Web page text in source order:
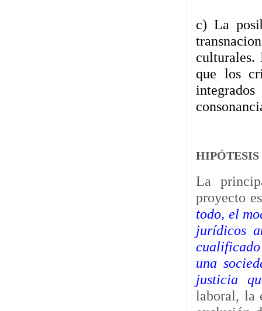
c) La
culturales.
que los
HIPÓTESIS
La
proyecto
todo, el
jurídicos
una
justicia
laboral, la